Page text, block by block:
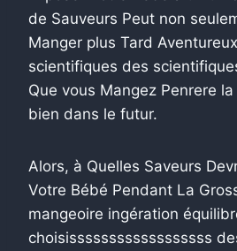
de Sauveurs Peut non
Manger plus Tard
scientifiques des
Que vous Mangez Penrere
bien dans le futur.
Alors, à Quelles Saveurs
Votre Bébé Pendant La
mangeoire ingération
choisissssssssssssssssss